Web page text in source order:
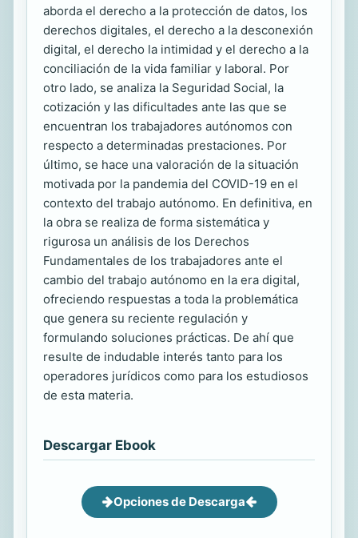
aborda el derecho a la protección de datos, los
derechos digitales, el derecho a la desconexión
digital, el derecho la intimidad y el derecho a la
conciliación de la vida familiar y laboral. Por
otro lado, se analiza la Seguridad Social, la
cotización y las dificultades ante las que se
encuentran los trabajadores autónomos con
respecto a determinadas prestaciones. Por
último, se hace una valoración de la situación
motivada por la pandemia del COVID-19 en el
contexto del trabajo autónomo. En definitiva, en
la obra se realiza de forma sistemática y
rigurosa un análisis de los Derechos
Fundamentales de los trabajadores ante el
cambio del trabajo autónomo en la era digital,
ofreciendo respuestas a toda la problemática
que genera su reciente regulación y
formulando soluciones prácticas. De ahí que
resulte de indudable interés tanto para los
operadores jurídicos como para los estudiosos
de esta materia.
Descargar Ebook
Opciones de Descarga